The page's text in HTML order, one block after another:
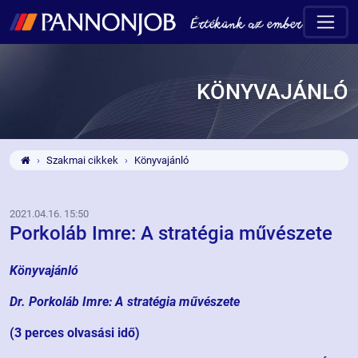
KÖNYVAJÁNLÓ
Szakmai cikkek Könyvajánló
2021.04.16. 15:50
Porkoláb Imre: A stratégia művészete
Könyvajánló
Dr. Porkoláb Imre: A stratégia művészete
(3 perces olvasási idő)